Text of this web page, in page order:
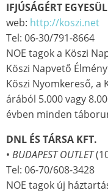
IFJÚSÁGÉRT
web: http://koszi.net
Tel: 06-30/791-
NOE tagok a Köszi
Köszi Napvető
Köszi Nyomkereső, a
árából 5.000 vagy
évben minden
DNL ÉS TÁRSA KFT.
• BUDAPEST OUTLET
Tel: 06-70/608-
NOE tagok új